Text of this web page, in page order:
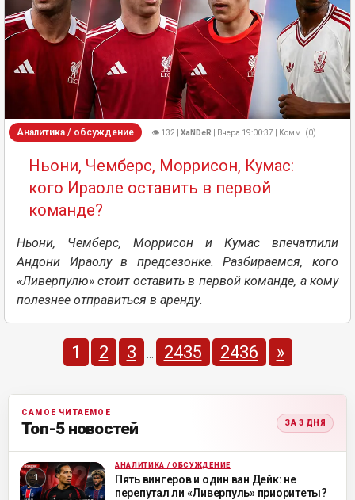
Аналитика / обсуждение 👁 132 | XaNDeR | Вчера 19:00:37 | Комм. (0)
Ньони, Чемберс, Моррисон, Кумас:
кого Ираоле оставить в первой
команде?
Ньони, Чемберс, Моррисон и Кумас впечатлили
Андони Ираолу в предсезонке. Разбираемся, кого
«Ливерпулю» стоит оставить в первой команде, а кому
полезнее отправиться в аренду.
1 2 3 2435 2436 »
САМОЕ ЧИТАЕМОЕ
Топ-5 новостей ЗА 3 ДНЯ
ML АНАЛИТИКА / ОБСУЖДЕНИЕ
Пять вингеров и один ван Дейк: не
перепутал ли «Ливерпуль» приоритеты?